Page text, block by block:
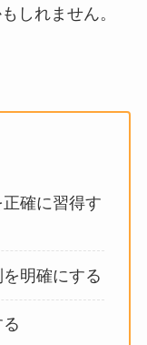
しれません。
確に習得す
明確にする